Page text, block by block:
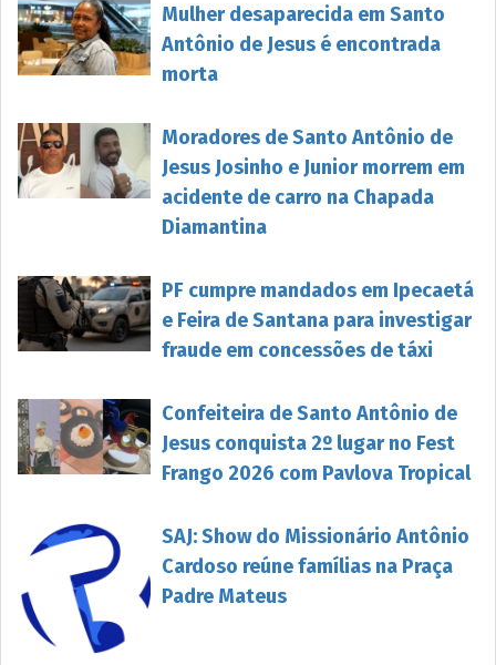
Mulher desaparecida em Santo
Antônio de Jesus é encontrada
morta
Moradores de Santo Antônio de
Jesus Josinho e Junior morrem em
acidente de carro na Chapada
Diamantina
PF cumpre mandados em Ipecaetá
e Feira de Santana para investigar
fraude em concessões de táxi
Confeiteira de Santo Antônio de
Jesus conquista 2º lugar no Fest
Frango 2026 com Pavlova Tropical
SAJ: Show do Missionário Antônio
Cardoso reúne famílias na Praça
Padre Mateus